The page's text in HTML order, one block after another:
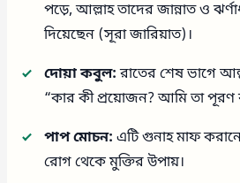
পড়ে, আল্লাহ তাদের জান্নাত ও
দিয়েছেন (সূরা জারিয়াত)।
দোয়া কবুল:রাতের শেষ ভাগে
“কার কী প্রয়োজন? আমি তা পূরণ
পাপ মোচন: এটি গুনাহ মাফ
রোগ থেকে মুক্তির উপায়।